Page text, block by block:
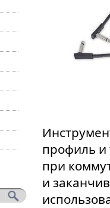
профиль и
при
и